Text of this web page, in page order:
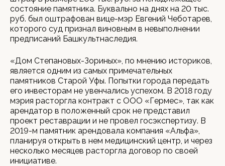
состояние памятника. Буквально на днях на 20 тыс.
руб. был оштрафован вице-мэр Евгений Чеботарев,
которого суд признал виновным в невыполнении
предписаний Башкультнаследия.
«Дом Степановых-Зориных», по мнению историков,
является одним из самых примечательных
памятников Старой Уфы. Попытки города передать
его инвесторам не увенчались успехом. В 2018 году
мэрия расторгла контракт с ООО «Гермес», так как
арендатор в положенный срок не представил
проект реставрации и не провел госэкспертизу. В
2019-м памятник арендовала компания «Альфа»,
планируя открыть в нем медицинский центр, и через
несколько месяцев расторгла договор по своей
инициативе.